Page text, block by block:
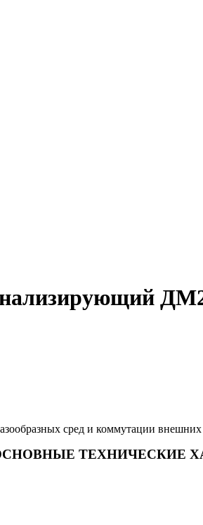
сред и коммутации внешних
ТЕХНИЧЕСКИЕ